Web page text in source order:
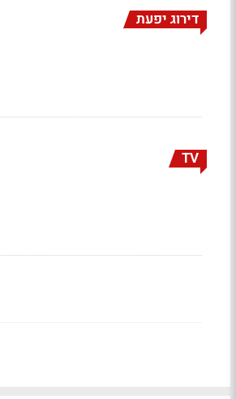
דירוג יפעת
TV